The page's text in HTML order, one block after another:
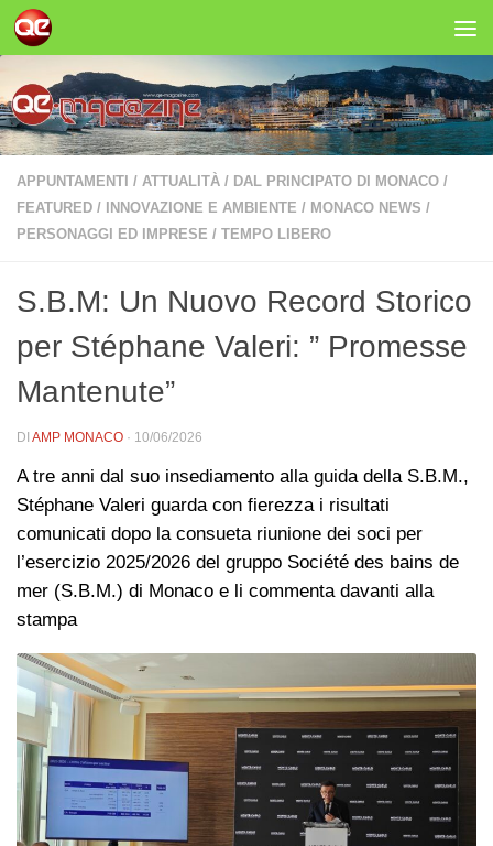
Salta al contenuto
APPUNTAMENTI / ATTUALITÀ / DAL PRINCIPATO DI MONACO /
FEATURED / INNOVAZIONE E AMBIENTE / MONACO NEWS /
PERSONAGGI ED IMPRESE / TEMPO LIBERO
S.B.M: Un Nuovo Record Storico
per Stéphane Valeri: ” Promesse
Mantenute”
DI AMP MONACO · 10/06/2026
A tre anni dal suo insediamento alla guida della S.B.M.,
Stéphane Valeri guarda con fierezza i risultati
comunicati dopo la consueta riunione dei soci per
l’esercizio 2025/2026 del gruppo Société des bains de
mer (S.B.M.) di Monaco e li commenta davanti alla
stampa